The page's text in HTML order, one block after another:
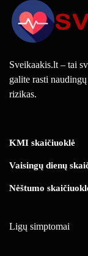
Sveikaakis.lt – tai
galite rasti
rizikas.
KMI skaičiuoklė
Vaisingų dienų
Nėštumo
Ligų simptomai